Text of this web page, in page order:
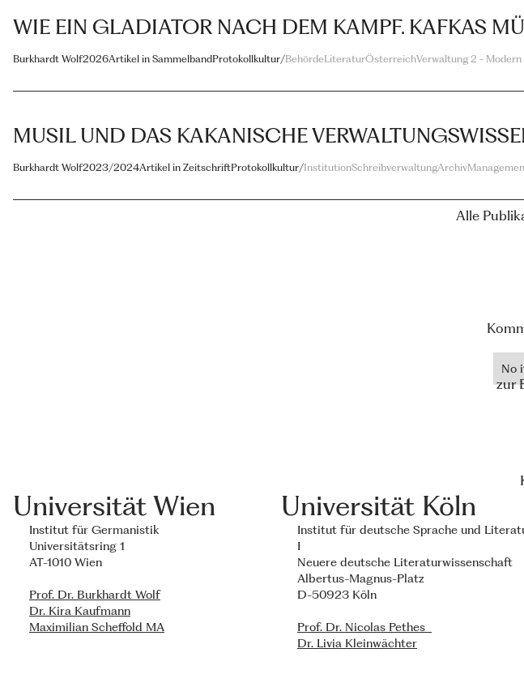
WIE EIN GLADIATOR NACH DEM KAMPF. KAFKAS
Burkhardt Wolf2026Artikel in SammelbandProtokollkultur/BehördeLiteraturÖsterreichVerwaltung 2 -
MUSIL UND DAS KAKANISCHE
Burkhardt Wolf2023/2024Artikel in ZeitschriftProtokollkultur/InstitutionSchreibverwaltungArchiv
Alle
No
zur
Universität Wien
Institut für Germanistik
Universitätsring 1
AT-1010 Wien
Prof. Dr. Burkhardt Wolf
Dr. Kira Kaufmann
Maximilian Scheffold MA
Universität Köln
Institut für deutsche Sprache und
I
Neuere deutsche Literaturwissenschaft
Albertus-Magnus-Platz
D-50923 Köln
Prof. Dr. Nicolas Pethes
Dr. Livia Kleinwächter